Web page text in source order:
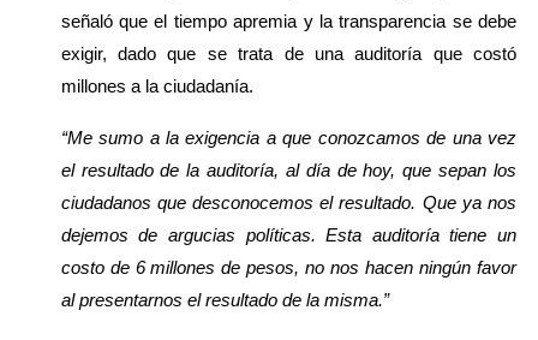
señaló que el tiempo apremia y la transparencia se debe
exigir, dado que se trata de una auditoría que costó
millones a la ciudadanía.
“Me sumo a la exigencia a que conozcamos de una vez
el resultado de la auditoría, al día de hoy, que sepan los
ciudadanos que desconocemos el resultado. Que ya nos
dejemos de argucias políticas. Esta auditoría tiene un
costo de 6 millones de pesos, no nos hacen ningún favor
al presentarnos el resultado de la misma.”